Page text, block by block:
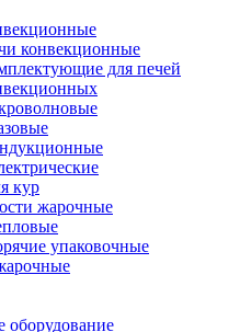
конвекционные
для печей
кур
жарочные
упаковочные
оборудование